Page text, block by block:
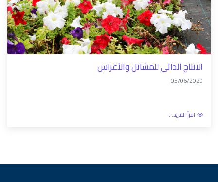
الانتاج الذاتي للمشاتل والأغراس
05/06/2020
اقرأ المزيد...